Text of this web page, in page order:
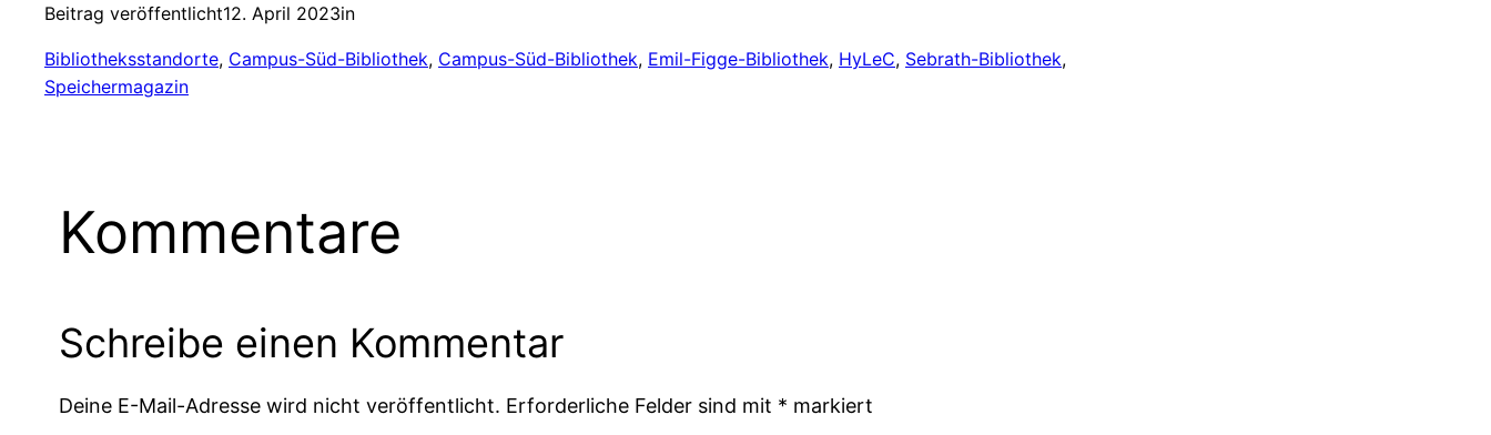
Beitrag veröffentlicht12. April 2023in
Bibliotheksstandorte, Campus-Süd-Bibliothek, Campus-Süd-Bibliothek, Emil-Figge-Bibliothek, HyLeC, Sebrath-Bibliothek
Speichermagazin
Kommentare
Schreibe einen Kommentar
Deine E-Mail-Adresse wird nicht veröffentlicht. Erforderliche Felder sind mit * markiert